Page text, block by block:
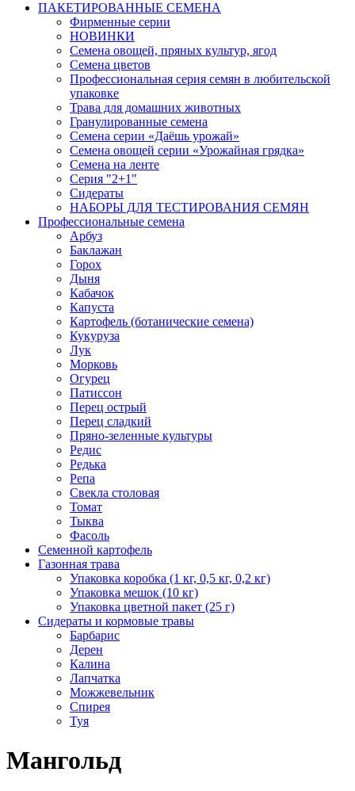
ПАКЕТИРОВАННЫЕ СЕМЕНА
Фирменные серии
НОВИНКИ
Семена овощей, пряных культур, ягод
Семена цветов
Профессиональная серия семян в любительской
упаковке
Трава для домашних животных
Гранулированные семена
Семена серии «Даёшь урожай»
Семена овощей серии «Урожайная грядка»
Семена на ленте
Серия "2+1"
Сидераты
НАБОРЫ ДЛЯ ТЕСТИРОВАНИЯ СЕМЯН
Профессиональные семена
Арбуз
Баклажан
Горох
Дыня
Кабачок
Капуста
Картофель (ботанические семена)
Кукуруза
Лук
Морковь
Огурец
Патиссон
Перец острый
Перец сладкий
Пряно-зеленные культуры
Редис
Редька
Репа
Свекла столовая
Томат
Тыква
Фасоль
Семенной картофель
Газонная трава
Упаковка коробка (1 кг, 0,5 кг, 0,2 кг)
Упаковка мешок (10 кг)
Упаковка цветной пакет (25 г)
Сидераты и кормовые травы
Барбарис
Дерен
Калина
Лапчатка
Можжевельник
Спирея
Туя
Мангольд